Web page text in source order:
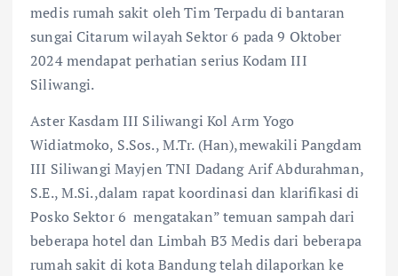
medis rumah sakit oleh Tim Terpadu di bantaran
sungai Citarum wilayah Sektor 6 pada 9 Oktober
2024 mendapat perhatian serius Kodam III
Siliwangi.
Aster Kasdam III Siliwangi Kol Arm Yogo
Widiatmoko, S.Sos., M.Tr. (Han),mewakili Pangdam
III Siliwangi Mayjen TNI Dadang Arif Abdurahman,
S.E., M.Si.,dalam rapat koordinasi dan klarifikasi di
Posko Sektor 6 mengatakan” temuan sampah dari
beberapa hotel dan Limbah B3 Medis dari beberapa
rumah sakit di kota Bandung telah dilaporkan ke